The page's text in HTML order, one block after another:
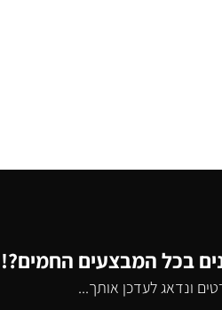
בכל המבצעים החמים?!
ונדאג לעדכן אותך...